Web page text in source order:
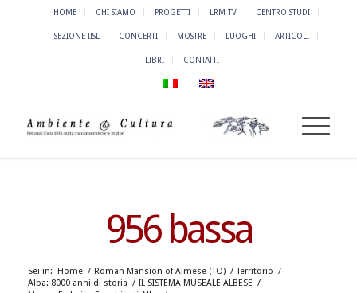
HOME CHI SIAMO PROGETTI LRM TV CENTRO STUDI
SEZIONE IISL CONCERTI MOSTRE LUOGHI ARTICOLI
LIBRI CONTATTI
956 bassa
Sei in: Home / Roman Mansion of Almese (TO) / Territorio /
Alba: 8000 anni di storia / IL SISTEMA MUSEALE ALBESE /